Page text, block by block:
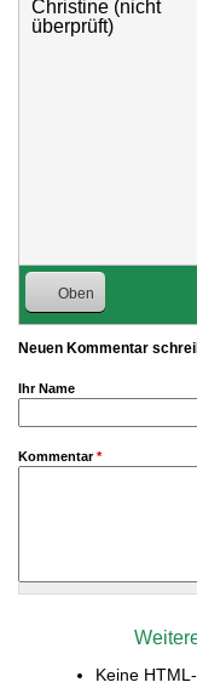
Christine (nicht
überprüft)
Oben
Neuen Kommentar
Ihr Name
Kommentar*
Keine